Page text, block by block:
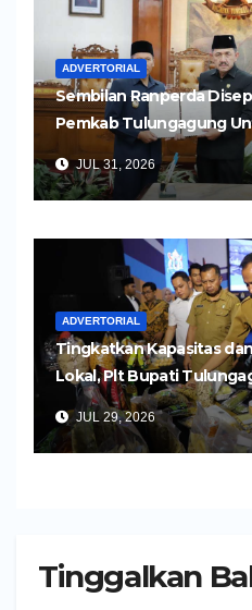
ADVERTORIAL
Sembilan Ranperda
Pemkab Tulungagung
Pembangunan Daerah
JUL 31, 2026
ADVERTORIAL
Tingkatkan Kapasitas
Lokal, Plt Bupati
Impor dan Ekspor Produk
JUL 29, 2026
Tinggalkan